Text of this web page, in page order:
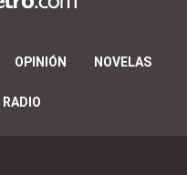
OPINIÓN NOVELAS